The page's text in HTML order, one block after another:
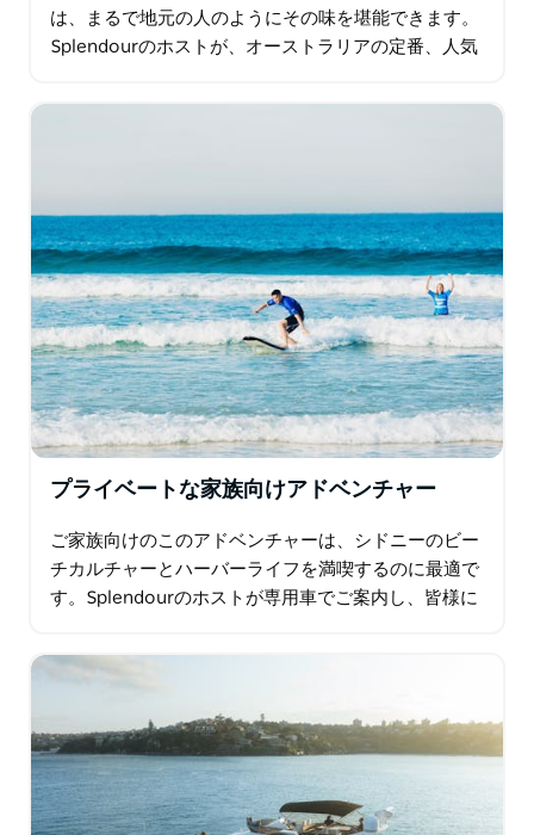
は、まるで地元の人のようにその味を堪能できます。
Splendourのホストが、オーストラリアの定番、人気
を味わうことから始まる…
プライベートな家族向けアドベンチャー
ご家族向けのこのアドベンチャーは、シドニーのビー
チカルチャーとハーバーライフを満喫するのに最適で
す。Splendourのホストが専用車でご案内し、皆様に